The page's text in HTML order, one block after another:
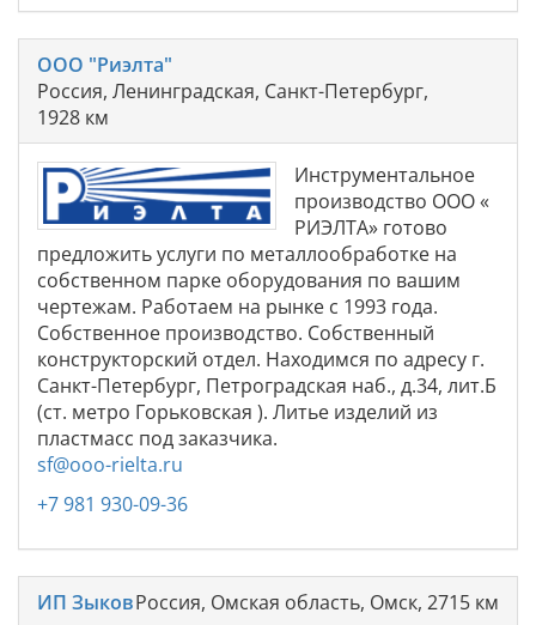
ООО "Риэлта"
Россия, Ленинградская, Санкт-Петербург,
1928 км
Инструментальное
производство ООО «
РИЭЛТА» готово
предложить услуги по металлообработке на
собственном парке оборудования по вашим
чертежам. Работаем на рынке с 1993 года.
Собственное производство. Собственный
конструкторский отдел. Находимся по адресу г.
Санкт-Петербург, Петроградская наб., д.34, лит.Б
(ст. метро Горьковская ). Литье изделий из
пластмасс под заказчика.
sf@ooo-rielta.ru
+7 981 930-09-36
ИП ЗыковРоссия, Омская область, Омск, 2715 км